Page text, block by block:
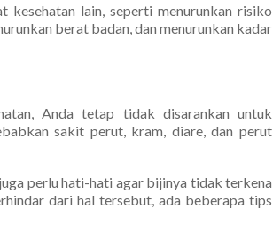
kesehatan lain, seperti menurunkan risiko
berat badan, dan menurunkan kadar
Anda tetap tidak disarankan untuk
sakit perut, kram, diare, dan perut
perlu hati-hati agar bijinya tidak terkena
dari hal tersebut, ada beberapa tips